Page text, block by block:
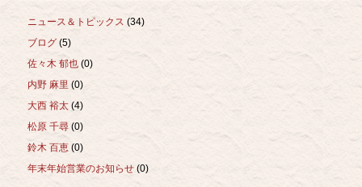
ニュース＆トピックス (34)
ブログ (5)
佐々木 郁也 (0)
内野 麻里 (0)
大西 裕太 (4)
松原 千尋 (0)
鈴木 百恵 (0)
年末年始営業のお知らせ (0)